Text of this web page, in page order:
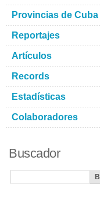
Provincias de Cuba
Reportajes
Artículos
Records
Estadísticas
Colaboradores
Buscador